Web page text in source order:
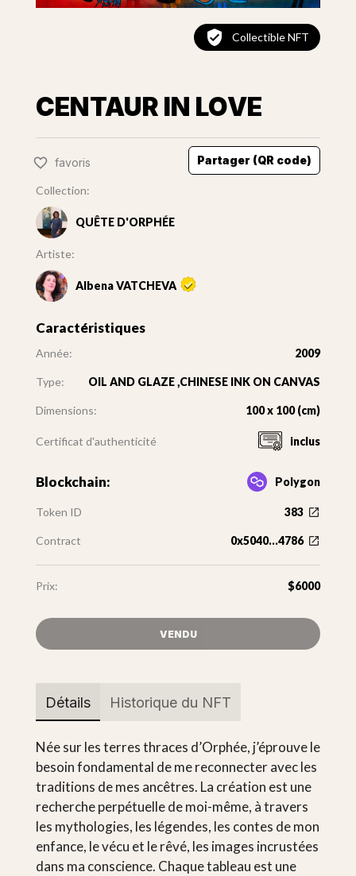
Collectible NFT
CENTAUR IN LOVE
favoris Partager (QR code)
Collection:
QUÊTE D'ORPHÉE
Artiste:
Albena VATCHEVA
Caractéristiques
Année: 2009
Type: OIL AND GLAZE ,CHINESE INK ON CANVAS
Dimensions: 100 x 100 (cm)
Certificat d'authenticité inclus
Blockchain: Polygon
Token ID 383
Contract 0x5040...4786
Prix: $6000
VENDU
Détails Historique du NFT
Née sur les terres thraces d’Orphée, j’éprouve le
besoin fondamental de me reconnecter avec les
traditions de mes ancêtres. La création est une
recherche perpétuelle de moi-même, à travers
les mythologies, les légendes, les contes de mon
enfance, le vécu et le rêvé, les images incrustées
dans ma conscience. Chaque tableau est une